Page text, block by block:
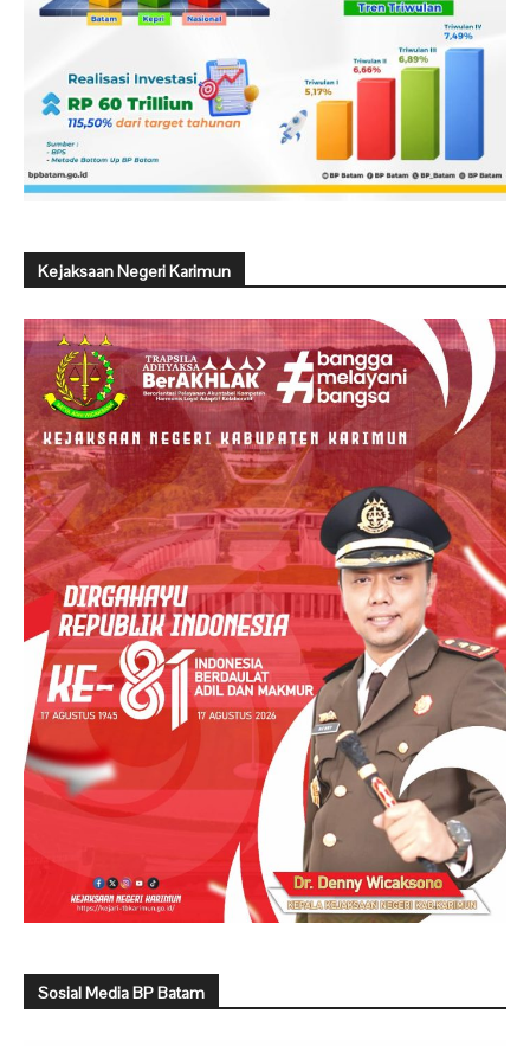
Kejaksaan Negeri Karimun
Sosial Media BP Batam